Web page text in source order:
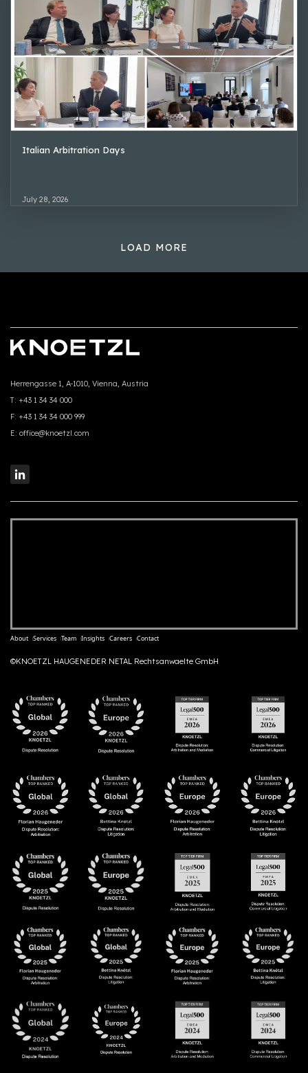
Italian Arbitration Days
July 28, 2026
LOAD MORE
Herrengasse 1, A-1010, Vienna, Austria
T: +43 1 34 34 000
F: +43 1 34 34 000 999
E: office@knoetzl.com
About Services Team Insights Careers Contact
©KNOETZL HAUGENEDER NETAL Rechtsanwaelte GmbH